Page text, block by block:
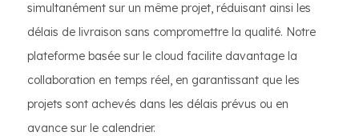
simultanément sur un même projet, réduisant ainsi les
délais de livraison sans compromettre la qualité. Notre
plateforme basée sur le cloud facilite davantage la
collaboration en temps réel, en garantissant que les
projets sont achevés dans les délais prévus ou en
avance sur le calendrier.